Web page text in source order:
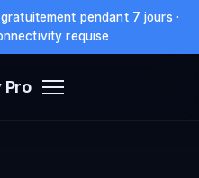
pendant 7 jours ·
requise
Pro